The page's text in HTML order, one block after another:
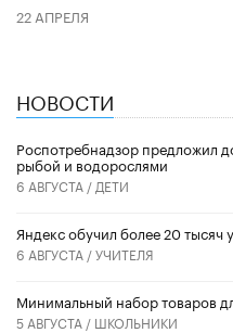
22 АПРЕЛЯ
НОВОСТИ
Роспотребнадзор предложил
рыбой и водорослями
6 АВГУСТА / ДЕТИ
​Яндекс обучил более 20 тысяч
6 АВГУСТА /УЧИТЕЛЯ
Минимальный набор товаров
5 АВГУСТА / ШКОЛЬНИКИ